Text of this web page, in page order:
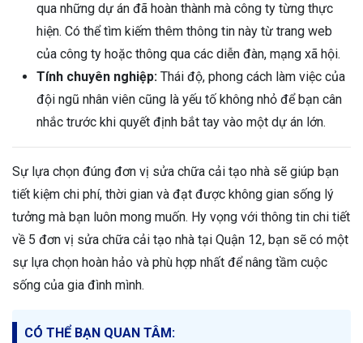
qua những dự án đã hoàn thành mà công ty từng thực
hiện. Có thể tìm kiếm thêm thông tin này từ trang web
của công ty hoặc thông qua các diễn đàn, mạng xã hội.
Tính chuyên nghiệp: Thái độ, phong cách làm việc của
đội ngũ nhân viên cũng là yếu tố không nhỏ để bạn cân
nhắc trước khi quyết định bắt tay vào một dự án lớn.
Sự lựa chọn đúng đơn vị sửa chữa cải tạo nhà sẽ giúp bạn
tiết kiệm chi phí, thời gian và đạt được không gian sống lý
tưởng mà bạn luôn mong muốn. Hy vọng với thông tin chi tiết
về 5 đơn vị sửa chữa cải tạo nhà tại Quận 12, bạn sẽ có một
sự lựa chọn hoàn hảo và phù hợp nhất để nâng tầm cuộc
sống của gia đình mình.
CÓ THỂ BẠN QUAN TÂM: